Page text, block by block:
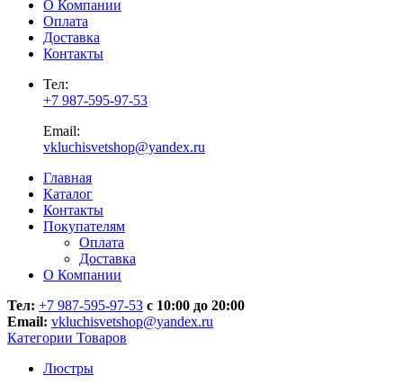
О Компании
Оплата
Доставка
Контакты
Тел:
+7 987-595-97-53
Email:
vkluchisvetshop@yandex.ru
Главная
Каталог
Контакты
Покупателям
Оплата
Доставка
О Компании
Тел: +7 987-595-97-53 с 10:00 до 20:00
Email: vkluchisvetshop@yandex.ru
Категории Товаров
Люстры